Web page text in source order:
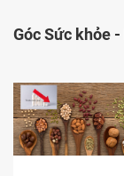
Góc Sức khỏe -